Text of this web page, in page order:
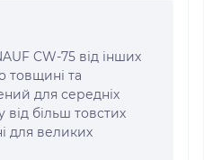
CW-75 від інших
товщині та
для середніх
від більш товстих
для великих